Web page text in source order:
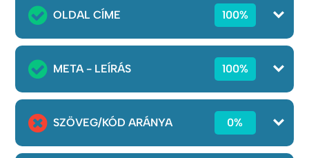
OLDAL CÍME 100%
META - LEÍRÁS 100%
SZÖVEG/KÓD ARÁNYA 0%